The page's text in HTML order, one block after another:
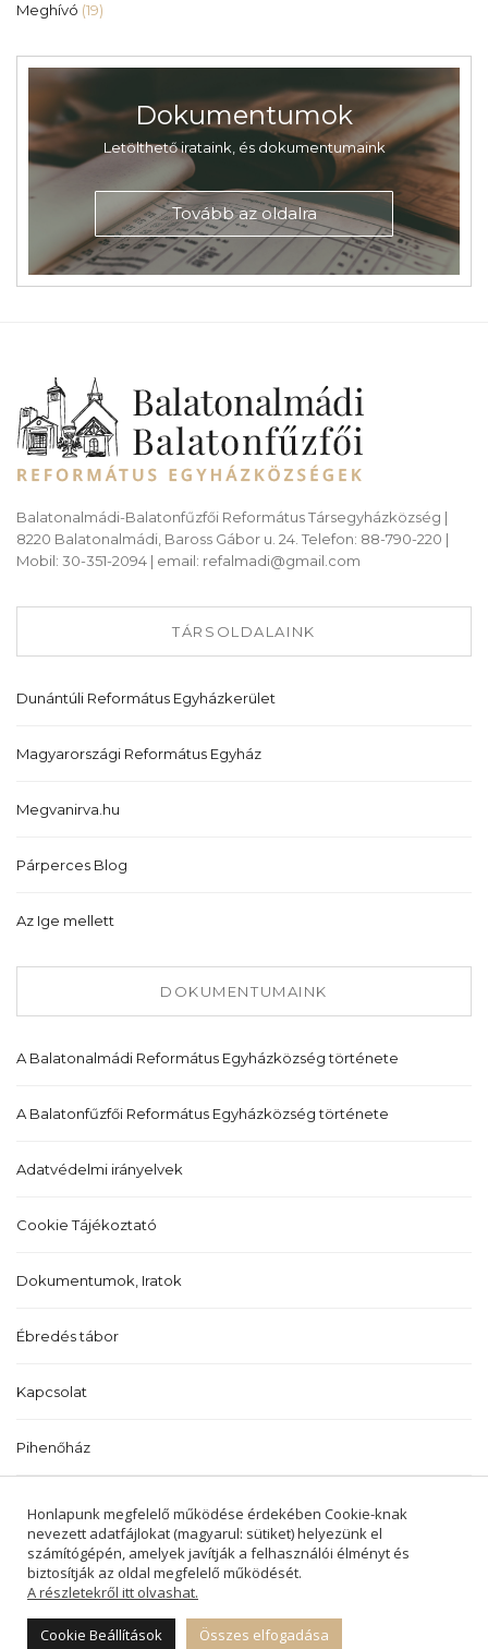
Meghívó (19)
Dokumentumok
Letölthető irataink, és dokumentumaink
Tovább az oldalra
Balatonalmádi-Balatonfűzfői Református Társegyházközség |
8220 Balatonalmádi, Baross Gábor u. 24. Telefon: 88-790-220 |
Mobil: 30-351-2094 | email: refalmadi@gmail.com
TÁRSOLDALAINK
Dunántúli Református Egyházkerület
Magyarországi Református Egyház
Megvanirva.hu
Párperces Blog
Az Ige mellett
DOKUMENTUMAINK
A Balatonalmádi Református Egyházközség története
A Balatonfűzfői Református Egyházközség története
Adatvédelmi irányelvek
Cookie Tájékoztató
Dokumentumok, Iratok
Ébredés tábor
Kapcsolat
Pihenőház
2022 © BALATONALMÁDI ÉS BALATONFŰZFŐI
REFORMÁTUS EGYHÁZKÖZSÉGEK -
MINDEN JOG FENNTARTVA.
Honlapunk megfelelő működése érdekében Cookie-knak
nevezett adatfájlokat (magyarul: sütiket) helyezünk el
számítógépén, amelyek javítják a felhasználói élményt és
biztosítják az oldal megfelelő működését.
A részletekről itt olvashat.
Cookie Beállítások Összes elfogadása